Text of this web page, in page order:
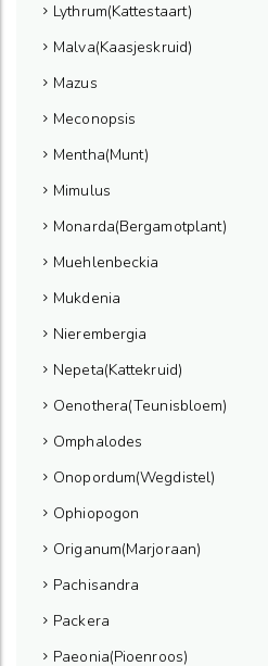
Lythrum(Kattestaart)
Malva(Kaasjeskruid)
Mazus
Meconopsis
Mentha(Munt)
Mimulus
Monarda(Bergamotplant)
Muehlenbeckia
Mukdenia
Nierembergia
Nepeta(Kattekruid)
Oenothera(Teunisbloem)
Omphalodes
Onopordum(Wegdistel)
Ophiopogon
Origanum(Marjoraan)
Pachisandra
Packera
Paeonia(Pioenroos)